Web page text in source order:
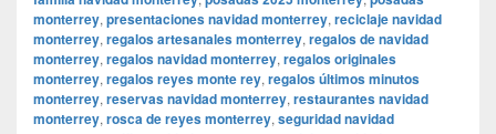
monterrey, presentaciones navidad monterrey, reciclaje navidad
monterrey, regalos artesanales monterrey, regalos de navidad
monterrey, regalos navidad monterrey, regalos originales
monterrey, regalos reyes monte rey, regalos últimos minutos
monterrey, reservas navidad monterrey, restaurantes navidad
monterrey, rosca de reyes monterrey, seguridad navidad